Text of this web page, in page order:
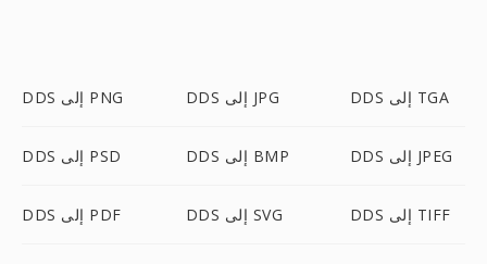
DDS إلى PNG DDS إلى JPG DDS إلى TGA
DDS إلى PSD DDS إلى BMP DDS إلى JPEG
DDS إلى PDF DDS إلى SVG DDS إلى TIFF